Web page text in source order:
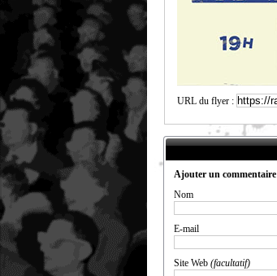
URL du flyer :
Ajouter un commentaire
Nom
E-mail
Site Web (facultatif)